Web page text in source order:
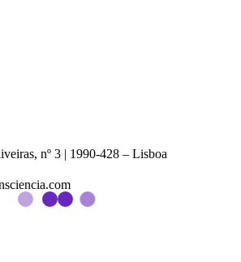
nº 3 | 1990-428 – Lisboa